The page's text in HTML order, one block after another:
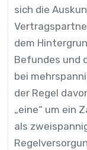
sich die
dem
Befundes und
bei
der Regel
„eine“ um ein
als